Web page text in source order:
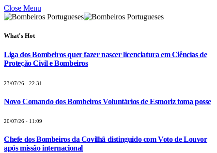
Close Menu
What's Hot
Liga dos Bombeiros quer fazer nascer licenciatura em Ciências de
Proteção Civil e Bombeiros
23/07/26 - 22:31
Novo Comando dos Bombeiros Voluntários de Esmoriz toma posse
20/07/26 - 11:09
Chefe dos Bombeiros da Covilhã distinguido com Voto de Louvor
após missão internacional